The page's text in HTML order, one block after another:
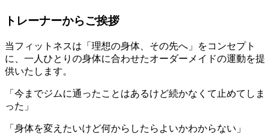
トレーナーからご挨拶
当フィットネスは「理想の身体、その先へ」をコンセプト
に、一人ひとりの身体に合わせたオーダーメイドの運動を提
供いたします。
「今までジムに通ったことはあるけど続かなくて止めてしま
った」
「身体を変えたいけど何からしたらよいかわからない」